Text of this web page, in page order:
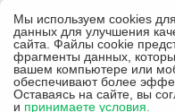
© 2026
Joomla!is Free Software
Mobile
Мы используем cookies
данных для улучшения
сайта. Файлы cookie
фрагменты данных,
вашем компьютере или
обеспечивают более
Оставаясь на сайте, вы
и принимаете условия.